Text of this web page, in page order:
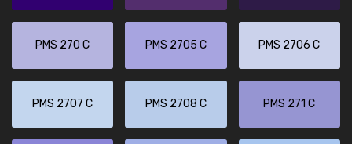
PMS 270 C PMS 2705 C PMS 2706 C
PMS 2707 C PMS 2708 C PMS 271 C